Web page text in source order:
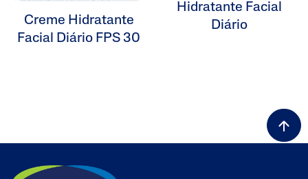
Hidratantes
Creme Hidratante
Facial Diário FPS 30
Hidratante Facial
Diário